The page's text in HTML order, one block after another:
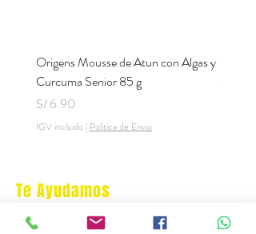
Origens Mousse de Atun con Algas y
Curcuma Senior 85 g
Precio
S/ 6.90
IGV incluido | Politica de Envio
Te Ayudamos
Nosotros